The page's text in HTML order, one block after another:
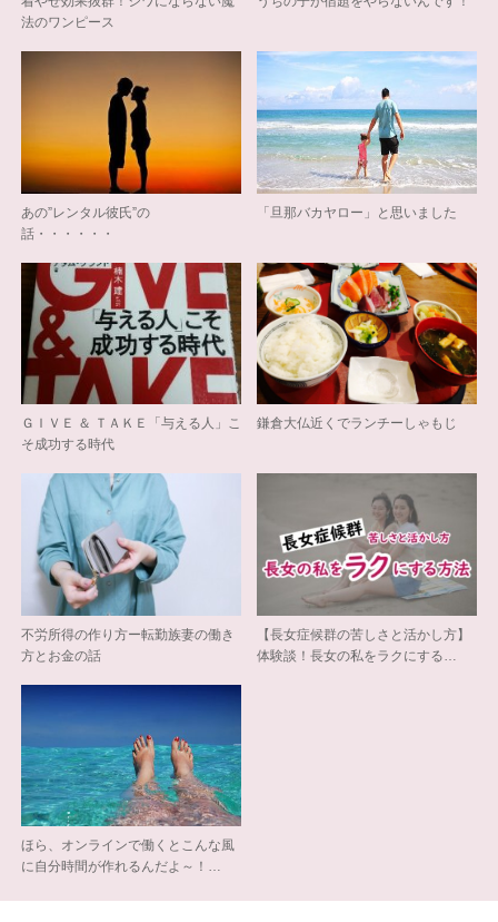
法のワンピース
あの”レンタル彼氏”の
話・・・・・・
「旦那バカヤロー」と思いました
ＧＩＶＥ ＆ ＴＡＫＥ「与える人」こ
そ成功する時代
鎌倉大仏近くでランチーしゃもじ
不労所得の作り方ー転勤族妻の働き
方とお金の話
【長女症候群の苦しさと活かし方】
体験談！長女の私をラクにする…
ほら、オンラインで働くとこんな風
に自分時間が作れるんだよ～！…